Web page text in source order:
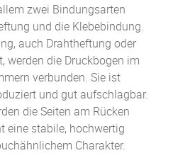
zwei Bindungsarten
und die Klebebindung.
auch Drahtheftung oder
werden die Druckbogen im
verbunden. Sie ist
und gut aufschlagbar.
die Seiten am Rücken
eine stabile, hochwertig
Charakter.